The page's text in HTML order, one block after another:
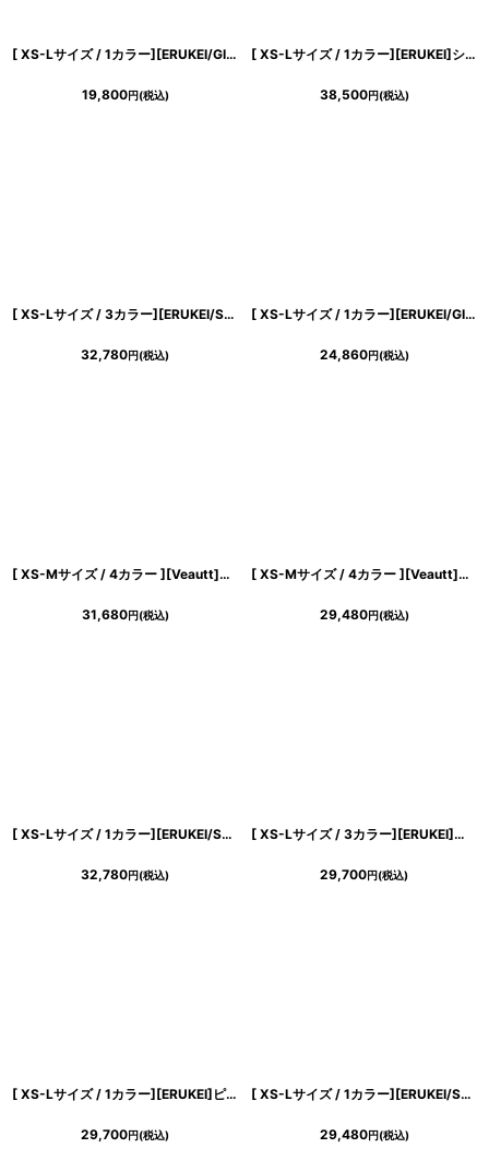
[ XS-Lサイズ / 1カラー][ERUKEI/GINZA COUTURE]フラワープリント・バイカラー・ノースリーブ・フレア・Aライン・ミディアムドレス・ワンピース[送料無料]
19,800円(税込)
[ XS-Lサイズ / 1カラー][ERUKEI]シンプル・ホワイト・ケープ・ノースリーブ・マーメイド・ロングドレス[薗田杏奈着用][送料無料]
38,500円(税込)
[ XS-Lサイズ / 3カラー][ERUKEI/SETTAN]総レース・スパンコール・シアー・ギャザー・Vネック・ノースリーブ・ハイウエスト・タイト・マーメイド・ロングドレス[送料無料]
32,780円(税込)
[ XS-Lサイズ / 1カラー][ERUKEI/GINZA COUTURE]バイカラー・バストギャザー・Vネック・バックスリット・ストレッチ・シンプル・ノースリーブ・タイト・膝丈・ミディアムドレス・ワンピース[送料無料]
24,860円(税込)
[ XS-Mサイズ / 4カラー ][Veautt]ワンショルダー・シアー・ラメ・ショルダービジュー・タイト・ミディアムドレス《送料＆代引き手数料無料》
31,680円(税込)
[ XS-Mサイズ / 4カラー ][Veautt]ワンショルダー・サイドファスナー・ストレッチ・タイト・ミディアムドレス《送料＆代引き手数料無料》
29,480円(税込)
[ XS-Lサイズ / 1カラー][ERUKEI/SETTAN]フラワープリント・花柄・ハイウエスト・ノースリーブ・ボートネック・Aライン・ロングドレス[送料無料]
32,780円(税込)
[ XS-Lサイズ / 3カラー][ERUKEI]シンプル・胸元スリットカット・ノースリーブ・ストレッチ・タイト・マーメイド・ロングドレス[送料無料]
29,700円(税込)
[ XS-Lサイズ / 1カラー][ERUKEI]ピンク・ホルターネック・花柄・スリット・ウエストクロス・シフォン・Aライン・ノースリーブ・ロングドレス[黒木麗奈着用][送料無料]
29,700円(税込)
[ XS-Lサイズ / 1カラー][ERUKEI/SETTAN]プリント・ドット・ティアード・フリル・プチハイネック・ミディアムドレス・ワンピース[送料無料]
29,480円(税込)